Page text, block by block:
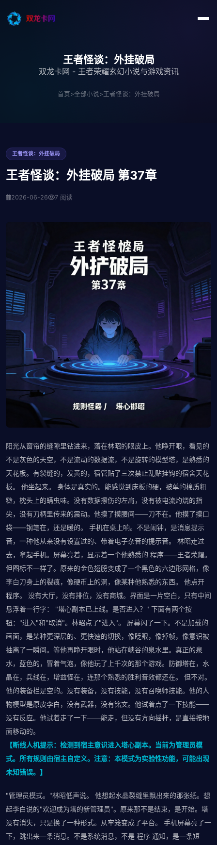
王者怪谈：外挂破局
双龙卡网 - 王者荣耀玄幻小说与游戏资讯
首页>全部小说>王者怪谈：外挂破局
王者怪谈：外挂破局
王者怪谈：外挂破局 第37章
2026-06-26 7 阅读
阳光从窗帘的缝隙里钻进来，落在林昭的眼皮上。他睁开眼，看见的
不是灰色的天空，不是流动的数据流，不是旋转的模型塔，是熟悉的
天花板。有裂缝的，发黄的，宿管贴了三次禁止乱贴挂钩的宿舍天花
板。 他坐起来。 身体是真实的。能感觉到床板的硬，被单的棉质粗
糙，枕头上的螨虫味。没有数据擦伤的左肩，没有被电流灼烧的指
尖，没有刀柄里传来的震动。他摸了摸腰间——刀不在。他摸了摸口
袋——钢笔在，还是暖的。 手机在桌上响。不是闹钟，是消息提示
音，一种他从来没有设置过的、带着电子杂音的提示音。 林昭走过
去，拿起手机。屏幕亮着，显示着一个他熟悉的 程序——王者荣耀。
但图标不一样了。原来的金色翅膀变成了一个黑色的六边形网格，像
李白刀身上的裂痕，像硬币上的洞，像某种他熟悉的东西。 他点开
程序。 没有大厅，没有排位，没有商城。界面是一片空白，只有中间
悬浮着一行字： "塔心副本已上线。是否进入？" 下面有两个按
钮："进入"和"取消"。林昭点了"进入"。 屏幕闪了一下。不是加载的
画面，是某种更深层的、更快速的切换，像眨眼，像掉帧，像意识被
抽离了一瞬间。等他再睁开眼时，他站在峡谷的泉水里。真正的泉
水，蓝色的，冒着气泡，像他玩了上千次的那个游戏。防御塔在，水
晶在，兵线在，增益怪在，连那个熟悉的胜利音效都还在。 但不对。
他的装备栏是空的。没有装备，没有技能，没有召唤师技能。他的人
物模型是原皮李白，没有武器，没有铭文。他试着点了一下技能——
没有反应。他试着走了一下——能走，但没有方向摇杆，是直接按地
面移动的。
【断线人机提示：检测到宿主意识进入塔心副本。当前为管理员模
式。所有规则由宿主自定义。注意：本模式为实验性功能，可能出现
未知错误。】
"管理员模式。"林昭低声说。 他想起水晶裂缝里飘出来的那张纸。想
起李白说的"欢迎成为塔的新管理员"。原来那不是结束，是开始。塔
没有消失，只是换了一种形式。从牢笼变成了平台。 手机屏幕亮了一
下，跳出来一条消息。不是系统消息，不是 程序 通知，是一条短